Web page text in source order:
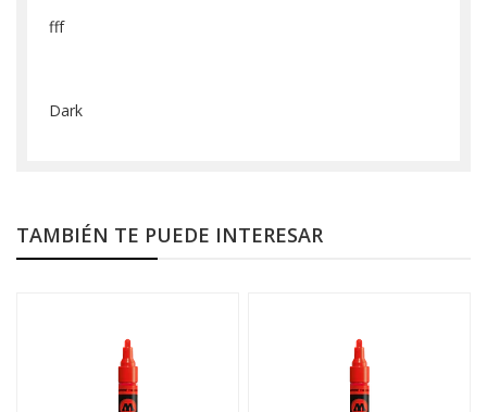
fff
Dark
TAMBIÉN TE PUEDE INTERESAR